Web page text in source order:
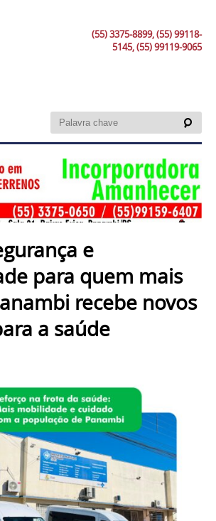
(55) 3375-8899, (55) 99118-
5145, (55) 99119-9065
e
para quem mais
recebe novos
a saúde